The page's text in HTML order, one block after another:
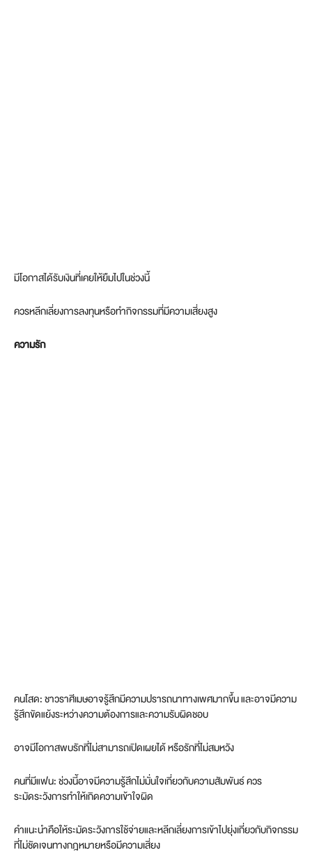
มีโอกาสได้รับเงินที่เคยให้ยืมไปในช่วงนี้
ควรหลีกเลี่ยงการลงทุนหรือทำกิจกรรมที่มีความเสี่ยงสูง
ความรัก
คนโสด: ชาวราศีเมษอาจรู้สึกมีความปรารถนาทางเพศมากขึ้น และอาจมีความ
รู้สึกขัดแย้งระหว่างความต้องการและความรับผิดชอบ
อาจมีโอกาสพบรักที่ไม่สามารถเปิดเผยได้ หรือรักที่ไม่สมหวัง
คนที่มีแฟน: ช่วงนี้อาจมีความรู้สึกไม่มั่นใจเกี่ยวกับความสัมพันธ์ ควร
ระมัดระวังการทำให้เกิดความเข้าใจผิด
คำแนะนำคือให้ระมัดระวังการใช้จ่ายและหลีกเลี่ยงการเข้าไปยุ่งเกี่ยวกับกิจกรรม
ที่ไม่ชัดเจนทางกฎหมายหรือมีความเสี่ยง